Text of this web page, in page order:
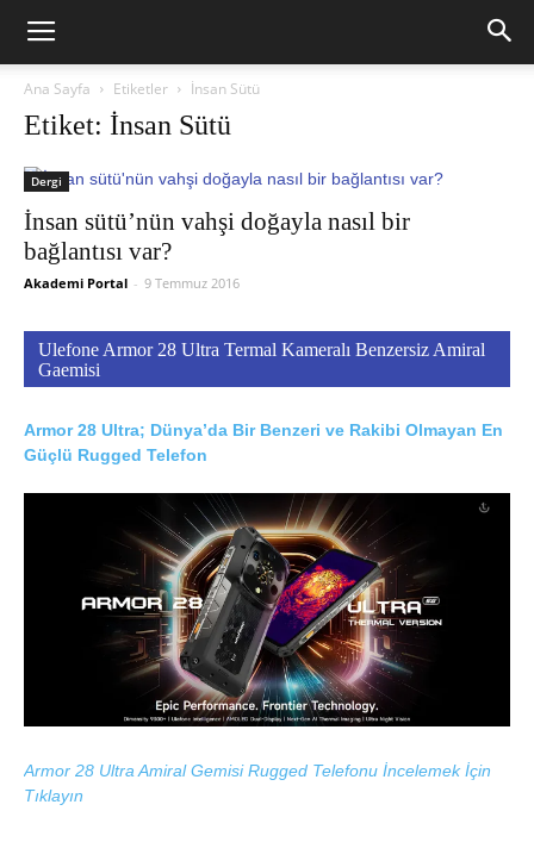
Ana Sayfa Etiketler İnsan Sütü
Etiket: İnsan Sütü
Dergi
İnsan sütü’nün vahşi doğayla nasıl bir
bağlantısı var?
Akademi Portal - 9 Temmuz 2016
Ulefone Armor 28 Ultra Termal Kameralı Benzersiz Amiral
Gaemisi
Armor 28 Ultra; Dünya’da Bir Benzeri ve Rakibi Olmayan En
Güçlü Rugged Telefon
Armor 28 Ultra Amiral Gemisi Rugged Telefonu İncelemek İçin
Tıklayın